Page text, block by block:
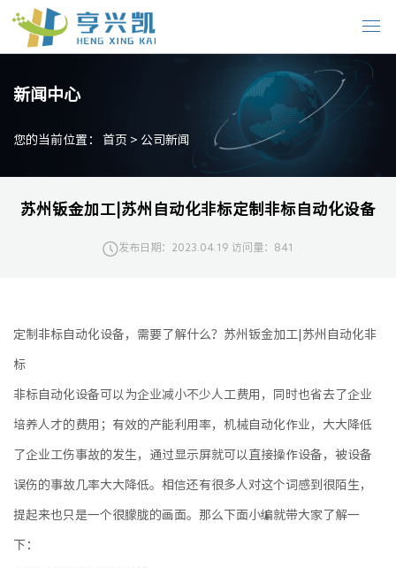
新闻中心
您的当前位置： 首页 > 公司新闻
苏州钣金加工|苏州自动化非标定制非标自动化设备
发布日期：2023.04.19 访问量：841
定制非标自动化设备，需要了解什么？苏州钣金加工|苏州自动化非
标
非标自动化设备可以为企业减小不少人工费用，同时也省去了企业
培养人才的费用；有效的产能利用率，机械自动化作业，大大降低
了企业工伤事故的发生，通过显示屏就可以直接操作设备，被设备
误伤的事故几率大大降低。相信还有很多人对这个词感到很陌生，
提起来也只是一个很朦胧的画面。那么下面小编就带大家了解一
下：